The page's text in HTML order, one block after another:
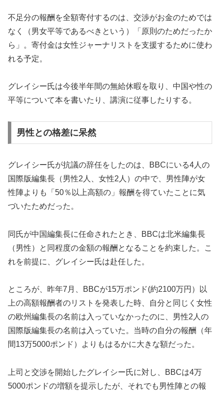
不足分の報酬を全額寄付するのは、交渉がお金のためでは
なく（男女平等であるべきという）「原則のためだったか
ら」。寄付金は女性ジャーナリストを支援するために使わ
れる予定。
グレイシー氏は今後半年間の無給休暇を取り、中国や性の
平等について本を書いたり、講演に従事したりする。
男性との格差に呆然
グレイシー氏が抗議の辞任をしたのは、BBCにいる4人の
国際版編集長（男性2人、女性2人）の中で、男性陣が女
性陣よりも「50％以上高額の」報酬を得ていたことに気
づいたためだった。
同氏が中国編集長に任命されたとき、BBCは北米編集長
（男性）と同程度の金額の報酬となることを約束した。こ
れを前提に、グレイシー氏は赴任した。
ところが、昨年7月、BBCが15万ポンド(約2100万円）以
上の高額報酬者のリストを発表した時、自分と同じく女性
の欧州編集長の名前は入っていなかったのに、男性2人の
国際版編集長の名前は入っていた。当時の自分の報酬（年
間13万5000ポンド）よりもはるかに大きな額だった。
上司と交渉を開始したグレイシー氏に対し、BBCは4万
5000ポンドの増額を提示したが、それでも男性陣との報